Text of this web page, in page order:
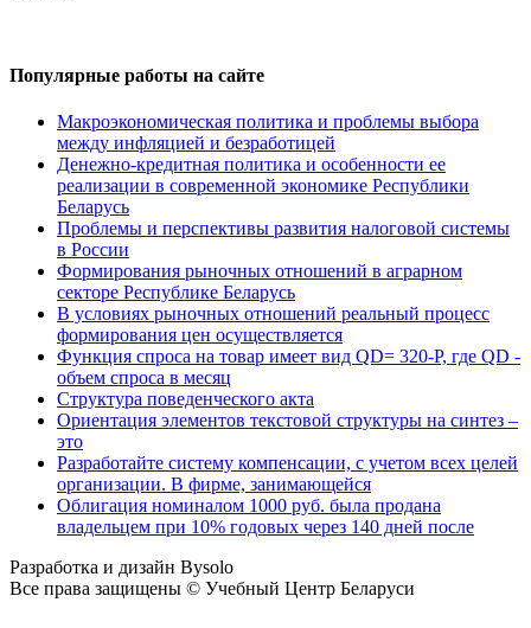
Популярные работы на сайте
Макроэкономическая политика и проблемы выбора
между инфляцией и безработицей
Денежно-кредитная политика и особенности ее
реализации в современной экономике Республики
Беларусь
Проблемы и перспективы развития налоговой системы
в России
Формирования рыночных отношений в аграрном
секторе Республике Беларусь
В условиях рыночных отношений реальный процесс
формирования цен осуществляется
Функция спроса на товар имеет вид QD= 320-P, где QD -
объем спроса в месяц
Структура поведенческого акта
Ориентация элементов текстовой структуры на синтез –
это
Разработайте систему компенсации, с учетом всех целей
организации. В фирме, занимающейся
Облигация номиналом 1000 руб. была продана
владельцем при 10% годовых через 140 дней после
Разработка и дизайн Bysolo
Все права защищены © Учебный Центр Беларуси